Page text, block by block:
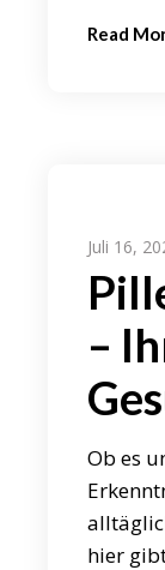
Read
Juli 16,
–
Ob es
hier